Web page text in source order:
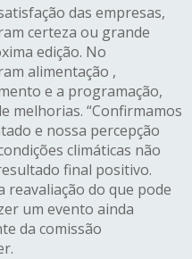
das empresas,
certeza ou grande
edição. No
alimentação ,
e a programação,
melhorias. “Confirmamos
e nossa percepção
climáticas não
final positivo.
reavaliação do que pode
um evento ainda
da comissão